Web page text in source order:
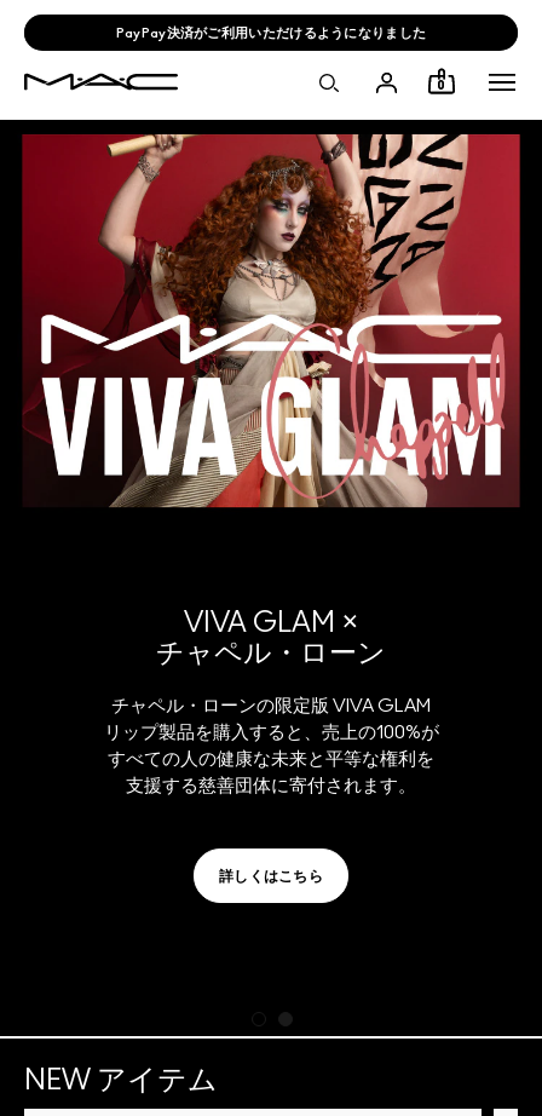
M·A·C のデコリップ💄無料で自分だけのリップをデザイン
0
VIVA GLAM ×
チャペル・ローン
チャペル・ローンの限定版 VIVA GLAM
リップ製品を購入すると、売上の100%が
すべての人の健康な未来と平等な権利を
支援する慈善団体に寄付されます。
詳しくはこちら
NEW アイテム